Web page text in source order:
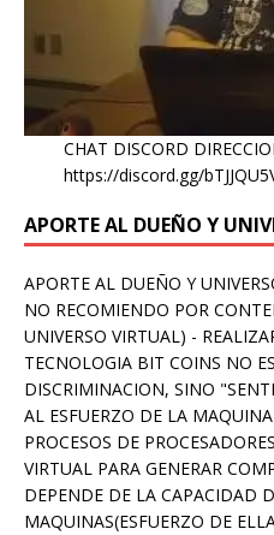
CHAT DISCORD
https://discord.gg/
APORTE AL DUEÑO Y
APORTE AL DUEÑO Y
NO RECOMIENDO POR
UNIVERSO VIRTUAL) -
TECNOLOGIA BIT COINS NO
DISCRIMINACION, SINO
AL ESFUERZO DE LA
PROCESOS DE
VIRTUAL PARA GENERAR
DEPENDE DE LA CAPACIDAD
MAQUINAS(ESFUERZO DE